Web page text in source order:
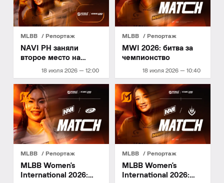
MLBB Репортаж
18 июля 2026 — 12:00
NAVI PH заняли
второе место на
Esports World Cup
2026
MLBB Репортаж
18 июля 2026 — 10:40
MWI 2026: битва за
чемпионство
MLBB Репортаж
MLBB Women's
International 2026:
MLBB Репортаж
MLBB Women's
International 2026: